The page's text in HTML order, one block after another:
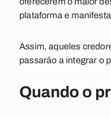
plataforma e
Assim, aqueles
passarão a integrar o
Quando o